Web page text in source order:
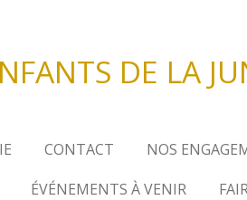
DE LA
CONTACT
NOS
ÉVÉNEMENTS À VENIR